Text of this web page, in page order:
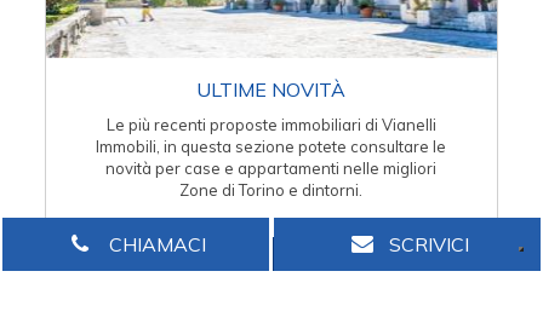
CHIAMACI SCRIVICI
ULTIME NOVITÀ
Le più recenti proposte immobiliari di Vianelli
Immobili, in questa sezione potete consultare le
novità per case e appartamenti nelle migliori
Zone di Torino e dintorni.